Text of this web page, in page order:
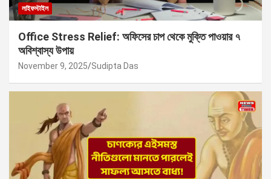
লাইফস্টাইল
Office Stress Relief: অফিসের চাপ থেকে মুক্তি পাওয়ার ৭
অবিশ্বাস্য উপায়
November 9, 2025 Sudipta Das